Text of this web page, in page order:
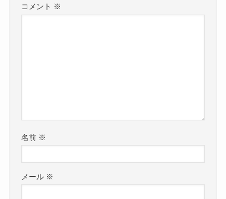
コメント ※
名前 ※
メール ※